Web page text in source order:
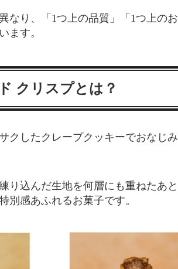
なり、「1つ上の品質」「1つ上の
ます。
クリスプとは？
クしたクレープクッキーでおなじ
り込んだ生地を何層にも重ねたあ
別感あふれるお菓子です。